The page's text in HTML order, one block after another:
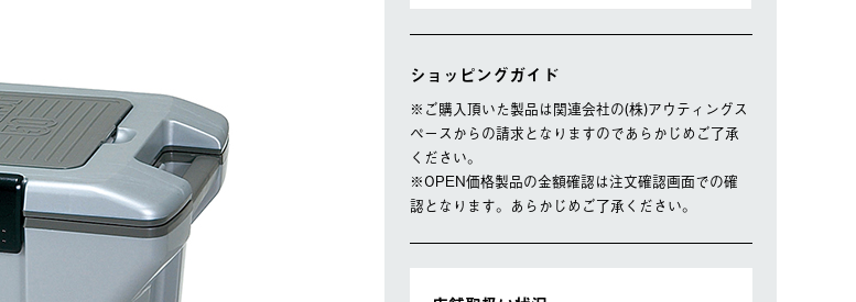
ショッピングガイド
※ご購⼊頂いた製品は関連会社の(株)アウティングス
ペースからの請求となりますのであらかじめご了承
ください。
※OPEN価格製品の⾦額確認は注⽂確認画⾯での確
認となります。あらかじめご了承ください。